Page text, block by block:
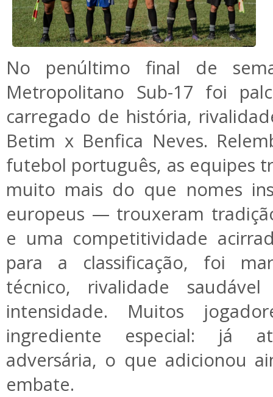
No penúltimo final de
Metropolitano Sub-17 foi
carregado de história,
Betim x Benfica Neves.
futebol português, as equipes
muito mais do que nomes
europeus — trouxeram
e uma competitividade
para a classificação, foi
técnico, rivalidade
intensidade. Muitos
ingrediente especial: já
adversária, o que adicionou
embate.